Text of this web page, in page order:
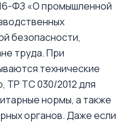
ФЗ «О промышленной
безопасности,
труда. При
технические
ТР ТС 030/2012 для
нормы, а также
органов. Даже если